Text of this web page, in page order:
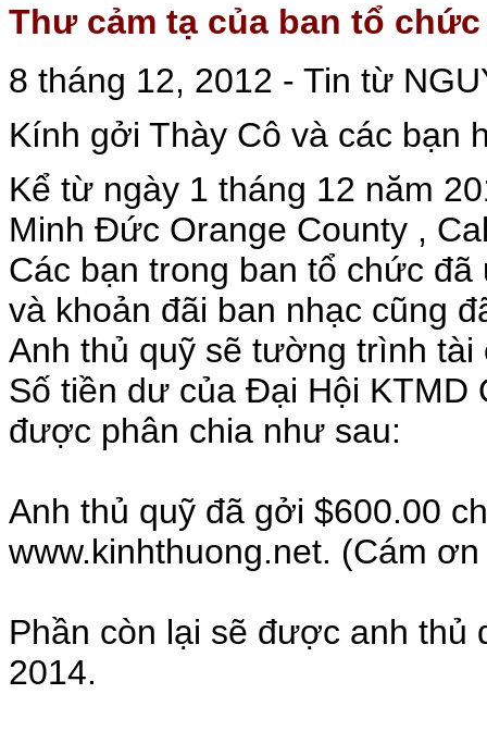
Thư cảm tạ của ban tổ chức
8 tháng 12, 2012 - Tin từ
Kính gởi Thày Cô và các bạn
Kể từ ngày 1 tháng 12 năm
Minh Đức Orange County ,
Các bạn trong ban tổ chức
và khoản đãi ban nhạc cũng
Anh thủ quỹ sẽ tường trình
Số tiền dư của Đại Hội KTMD
được phân chia như sau:
Anh thủ quỹ đã gởi $600.00
www.kinhthuong.net. (Cám
Phần còn lại sẽ được anh thủ
2014.